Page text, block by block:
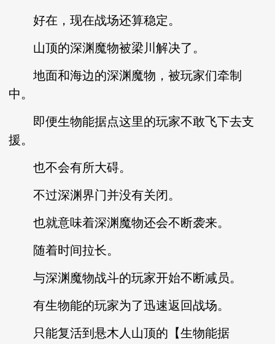
好在，现在战场还算稳定。
山顶的深渊魔物被梁川解决了。
地面和海边的深渊魔物，被玩家们牵制
中。
即便生物能据点这里的玩家不敢飞下去支
援。
也不会有所大碍。
不过深渊界门并没有关闭。
也就意味着深渊魔物还会不断袭来。
随着时间拉长。
与深渊魔物战斗的玩家开始不断减员。
有生物能的玩家为了迅速返回战场。
只能复活到悬木人山顶的【生物能据